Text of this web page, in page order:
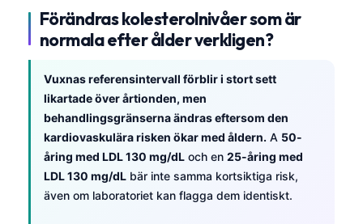
Förändras kolesterolnivåer som är
normala efter ålder verkligen?
Vuxnas referensintervall förblir i stort sett
likartade över årtionden, men
behandlingsgränserna ändras eftersom den
kardiovaskulära risken ökar med åldern. A 50-
åring med LDL 130 mg/dL och en 25-åring med
LDL 130 mg/dL bär inte samma kortsiktiga risk,
även om laboratoriet kan flagga dem identiskt.